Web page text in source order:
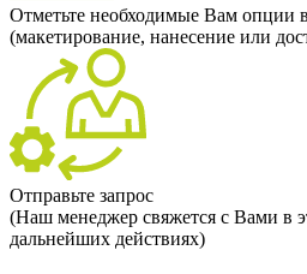
Отметьте необходимые Вам опции
(макетирование, нанесение или
Отправьте запрос
(Наш менеджер свяжется с Вами в
дальнейших действиях)